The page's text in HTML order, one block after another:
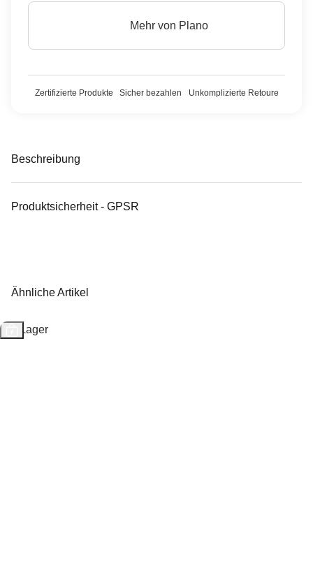
Mehr von Plano
Zertifizierte Produkte Sicher bezahlen Unkomplizierte Retoure
Beschreibung
Produktsicherheit - GPSR
Ähnliche Artikel
Auf Lager